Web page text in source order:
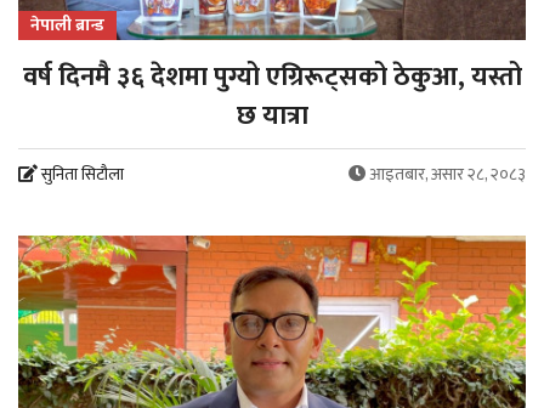
नेपाली ब्रान्ड
वर्ष दिनमै ३६ देशमा पुग्यो एग्रिरूट्सको ठेकुआ, यस्तो
छ यात्रा
सुनिता सिटौला आइतबार, असार २८, २०८३